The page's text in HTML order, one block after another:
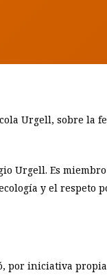
Urgell, sobre la fe
Urgell. Es
y el respeto
por iniciativa